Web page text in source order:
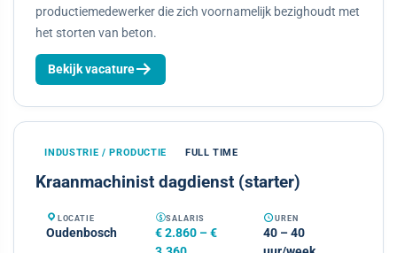
productiemedewerker die zich voornamelijk bezighoudt met
het storten van beton.
Bekijk vacature
INDUSTRIE / PRODUCTIE FULL TIME
Kraanmachinist dagdienst (starter)
LOCATIE
Oudenbosch
SALARIS
€ 2.860 – €
UREN
40 – 40